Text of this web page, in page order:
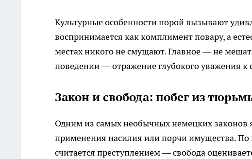
Культурные особенности порой вызывают
воспринимается как комплимент повару, а
местах никого не смущают. Главное — не
поведении — отражение глубокого уважения
Закон и свобода: побег из
Одним из самых необычных немецких законов
применения насилия или порчи имущества. По
считается преступлением — свобода